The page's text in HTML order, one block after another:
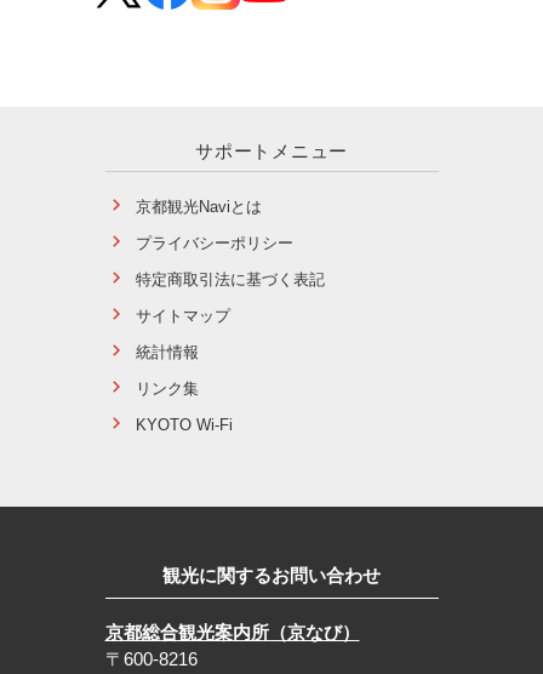
サポートメニュー
京都観光Naviとは
プライバシーポリシー
特定商取引法に基づく表記
サイトマップ
統計情報
リンク集
KYOTO Wi-Fi
観光に関するお問い合わせ
京都総合観光案内所（京なび）
〒600-8216